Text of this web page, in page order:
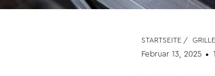
STARTSEITE /
Februar 13, 2025